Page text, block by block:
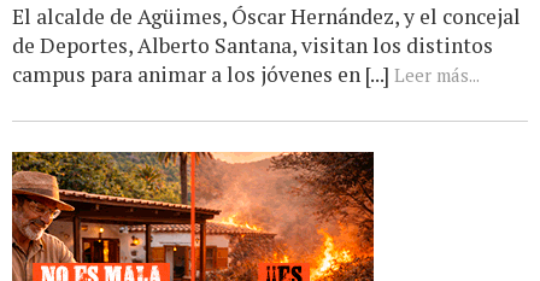
El alcalde de Agüimes, Óscar Hernández, y el concejal
de Deportes, Alberto Santana, visitan los distintos
campus para animar a los jóvenes en [...] Leer más...